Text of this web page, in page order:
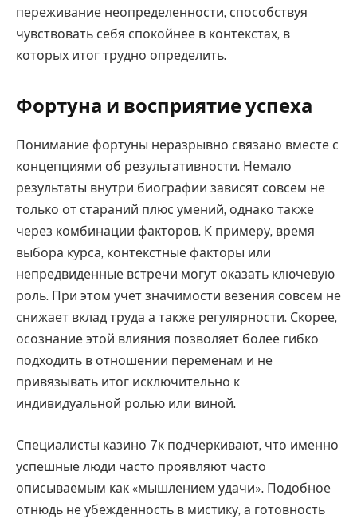
переживание неопределенности, способствуя
чувствовать себя спокойнее в контекстах, в
которых итог трудно определить.
Фортуна и восприятие успеха
Понимание фортуны неразрывно связано вместе с
концепциями об результативности. Немало
результаты внутри биографии зависят совсем не
только от стараний плюс умений, однако также
через комбинации факторов. К примеру, время
выбора курса, контекстные факторы или
непредвиденные встречи могут оказать ключевую
роль. При этом учёт значимости везения совсем не
снижает вклад труда а также регулярности. Скорее,
осознание этой влияния позволяет более гибко
подходить в отношении переменам и не
привязывать итог исключительно к
индивидуальной ролью или виной.
Специалисты казино 7к подчеркивают, что именно
успешные люди часто проявляют часто
описываемым как «мышлением удачи». Подобное
отнюдь не убеждённость в мистику, а готовность